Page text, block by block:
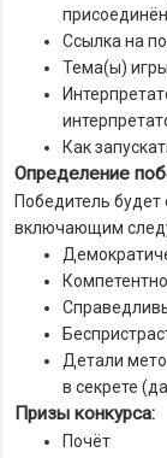
Ссылка на
Тема(ы)
Как
Определение
Победитель
включающим
Детали
в секрете
Призы конкурса:
Почёт